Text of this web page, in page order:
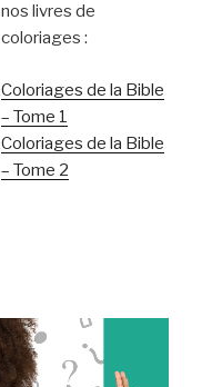
nos livres de
coloriages :
Coloriages de la Bible
– Tome 1
Coloriages de la Bible
– Tome 2